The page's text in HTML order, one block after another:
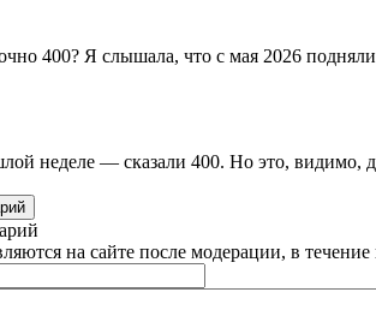
400? Я слышала, что с мая 2026
неделе — сказали 400. Но это, видимо,
на сайте после модерации, в течение